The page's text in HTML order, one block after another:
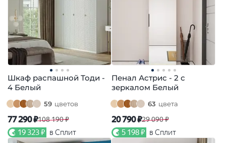
Шкаф распашной Тоди -
4 Белый
59 цветов
77 290 ₽108 190 ₽
19 323 ₽ в Сплит
Пенал Астрис - 2 с
зеркалом Белый
63 цвета
20 790 ₽29 090 ₽
5 198 ₽ в Сплит